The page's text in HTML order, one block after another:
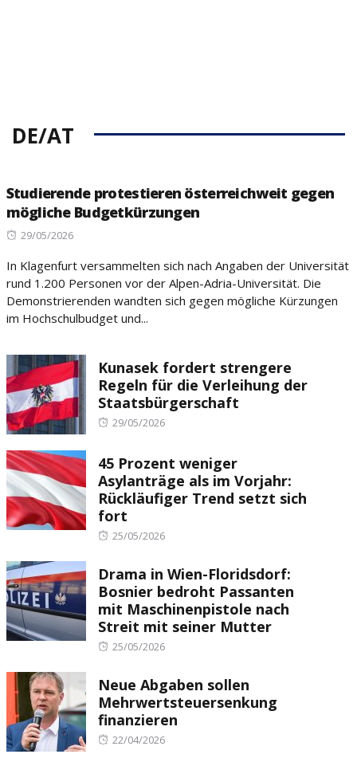
DE/AT
Studierende protestieren österreichweit gegen
mögliche Budgetkürzungen
Posted
29/05/2026
In Klagenfurt versammelten sich nach Angaben der Universität
rund 1.200 Personen vor der Alpen-Adria-Universität. Die
Demonstrierenden wandten sich gegen mögliche Kürzungen
im Hochschulbudget und...
Kunasek fordert strengere
Regeln für die Verleihung der
Staatsbürgerschaft
Posted
29/05/2026
45 Prozent weniger
Asylanträge als im Vorjahr:
Rückläufiger Trend setzt sich
fort
Posted
25/05/2026
Drama in Wien-Floridsdorf:
Bosnier bedroht Passanten
mit Maschinenpistole nach
Streit mit seiner Mutter
Posted
25/05/2026
Neue Abgaben sollen
Mehrwertsteuersenkung
finanzieren
Posted
22/04/2026